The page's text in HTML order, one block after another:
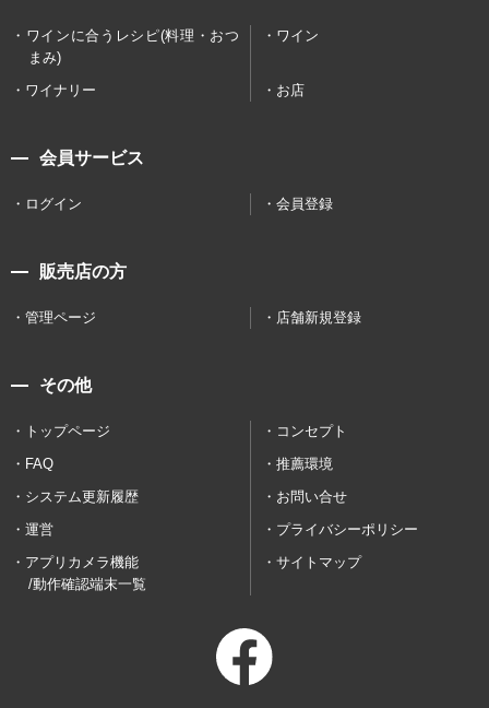
ワインに合うレシピ(料理・おつ
まみ)
ワイン
ワイナリー お店
会員サービス
ログイン 会員登録
販売店の方
管理ページ 店舗新規登録
その他
トップページ
コンセプト
FAQ
推薦環境
システム更新履歴
お問い合せ
運営
プライバシーポリシー
アプリカメラ機能
/動作確認端末一覧
サイトマップ